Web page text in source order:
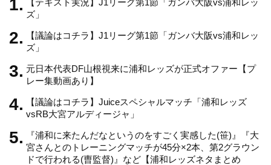
a
n
e
ズ」
【議論はコチラ】J1リーグ第1節「ガンバ大阪vs浦和レッ
ズ」
元日本代表DF山根視来に浦和レッズが正式オファー【プ
レー集動画あり】
【議論はコチラ】Juiceスペシャルマッチ「浦和レッズ
vsRB大宮アルディージャ」
『浦和に来たんだなというのをすごく実感した(笹)』『大
宮さんとのトレーニングマッチが45分×2本、第2グラウン
ドで行われる(曺監督)』など【浦和レッズネタまとめ